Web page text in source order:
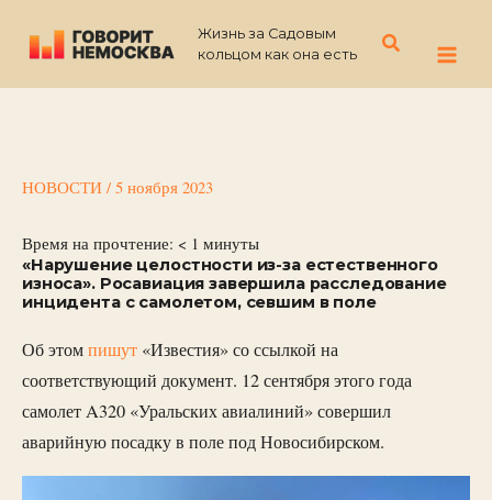
содержимому
Жизнь за Садовым
кольцом как она есть
Поиск
НОВОСТИ / 5 ноября 2023
Время на прочтение: < 1 минуты
«Нарушение целостности из-за естественного
износа». Росавиация завершила расследование
инцидента с самолетом, севшим в поле
Об этомпишут «Известия» со ссылкой на
соответствующий документ. 12 сентября этого года
самолет A320 «Уральских авиалиний» совершил
аварийную посадку в поле под Новосибирском.